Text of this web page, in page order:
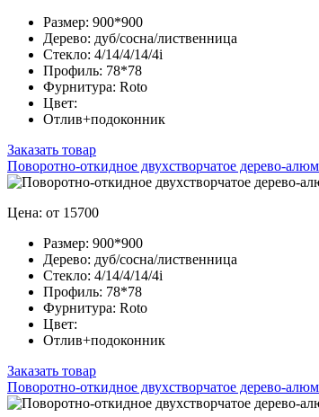
Размер: 900*900
Дерево: дуб/сосна/лиственница
Стекло: 4/14/4/14/4i
Профиль: 78*78
Фурнитура: Roto
Цвет:
Отлив+подоконник
Заказать товар
Поворотно-откидное двухстворчатое дерево-
Цена: от 15700
Размер: 900*900
Дерево: дуб/сосна/лиственница
Стекло: 4/14/4/14/4i
Профиль: 78*78
Фурнитура: Roto
Цвет:
Отлив+подоконник
Заказать товар
Поворотно-откидное двухстворчатое дерево-